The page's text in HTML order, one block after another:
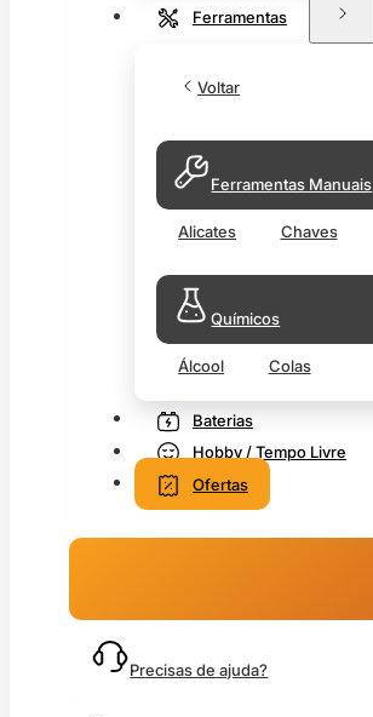
Ferramentas
Voltar
Ferramentas Manuais
Alicates Chaves
Químicos
Álcool Colas
Baterias
Hobby / Tempo Livre
Ofertas
Precisas de ajuda?